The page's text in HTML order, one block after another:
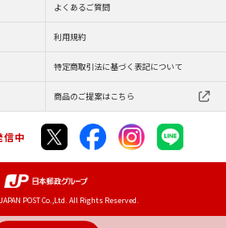
よくあるご質問
利用規約
特定商取引法に基づく表記について
商品のご提案はこちら
信中
POST Co.,Ltd. All Rights Reserved.